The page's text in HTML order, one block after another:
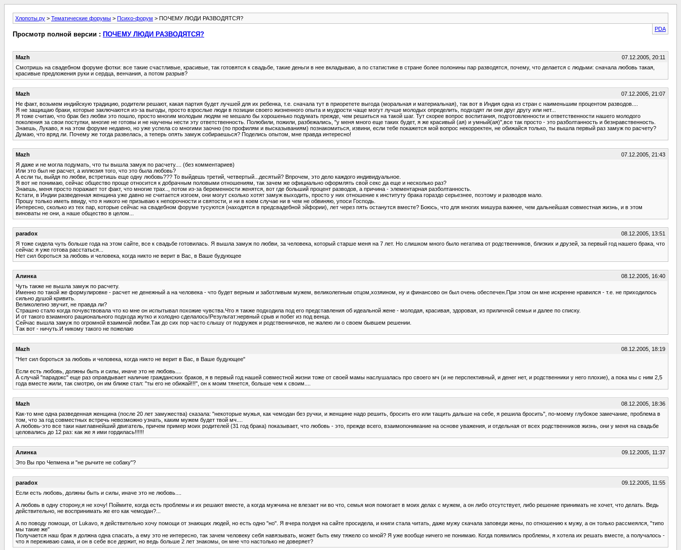
Хлопоты.ру > Тематические форумы > Психо-форум > ПОЧЕМУ ЛЮДИ РАЗВОДЯТСЯ?
PDA
Просмотр полной версии : ПОЧЕМУ ЛЮДИ РАЗВОДЯТСЯ?
Mazh
07.12.2005, 20:11
Смотришь на свадебном форуме фотки: все такие счастливые, красивые, так готовятся к свадьбе, такие деньги в нее вкладываю, а по статистике в стране более полонины пар разводятся, почему, что делается с людьми: сначала любовь такая,
красивые предложения руки и сердца, венчания, а потом разрыв?
Mazh
07.12.2005, 21:07
Не факт, возьмем индийскую традицию, родители решают, какая партия будет лучшей для их ребенка, т.е. сначала тут в приоретете выгода (моральная и материальная), так вот в Индия одна из стран с наименьшим процентом разводов....
Я не защищаю браки, которые заключаются из-за выгоды, просто взрослые люди в позиции своего жизненного опыта и мудрости чаще могут лучше молодых определить, подходят ли они друг другу или нет...
Я тоже считаю, что брак без любви это пошло, просто многим молодым людям не мешало бы хорошенько подумать прежде, чем решиться на такой шаг. Тут скорее вопрос воспитания, подготовленности и ответственности нашего молодого
поколения за свои поступки, многие не готовы и не научены нести эту ответственность. Полюбили, пожили, разбежались, "у меня много еще таких будет, я же красивый (ая) и умный(ая)",все так просто - это разболтанность и безнравственность.
Знаешь, Лукаво, я на этом форуме недавно, но уже успела со многими заочно (по профилям и высказываниям) познакомиться, извини, если тебе покажется мой вопрос некорректен, не обижайся только, ты вышла первый раз замуж по расчету?
Думаю, что вряд ли. Почему же тогда развелась, а теперь опять замуж собираешься? Поделись опытом, мне правда интересно!
Mazh
07.12.2005, 21:43
Я даже и не могла подумать, что ты вышла замуж по расчету.... (без комментариев)
Или это был не расчет, а иллюзия того, что это была любовь?
А если ты, выйдя по любви, встретишь еще одну любовь??? То выйдешь третий, четвертый...десятый? Впрочем, это дело каждого индивидуальное.
Я вот не понимаю, сейчас общество проще относится к добрачным половыми отношениям, так зачем же официально оформлять свой секс да еще и несколько раз?
Знаешь, меня просто поражает тот факт, что многие трах.., потом из-за беременности женятся, вот где больший процент разводов, а причина - элементарная разболтанность.
Кстати, в Индии разведенная женщина уже давно не считается изгоем, они могут сколько хотят замуж выходить, просто у них отношение к институту брака гораздо серьезнее, поэтому и разводов мало.
Прошу только иметь ввиду, что я никого не призываю к непорочности и святости, и ни в коем случае ни в чем не обвиняю, упоси Господь.
Интересно, сколько из тех пар, которые сейчас на свадебном форуме тусуются (находятся в предсвадебной эйфории), лет через пять останутся вместе? Боюсь, что для многих мишура важнее, чем дальнейшая совместная жизнь, и в этом
виноваты не они, а наше общество в целом...
paradox
08.12.2005, 13:51
Я тоже сидела чуть больше года на этом сайте, все к свадьбе готовилась. Я вышла замуж по любви, за человека, который старше меня на 7 лет. Но слишком много было негатива от родственников, близких и друзей, за первый год нашего брака, что
сейчас я уже готова расстаться...
Нет сил бороться за любовь и человека, когда никто не верит в Вас, в Ваше будующее
Алинка
08.12.2005, 16:40
Чуть также не вышла замуж по расчету.
Именно по такой же формулировке - расчет не денежный а на человека - что будет верным и заботливым мужем, великолепным отцом,хозяином, ну и финансово он был очень обеспечен.При этом он мне искренне нравился - т.е. не приходилось
сильно душой кривить.
Великолепно звучит, не правда ли?
Страшно стало когда почувствовала что ко мне он испытывал похожие чувства.Что я также подходила под его представления об идеальной жене - молодая, красивая, здоровая, из приличной семьи и далее по списку.
И от такого взиамного рационального подхода жутко и холодно сделалось!Результат:нервный срыв и побег из под венца.
Сейчас вышла замуж по огромной взаимной любви.Так до сих пор часто слышу от подружек и родственничков, не жалею ли о своем бывшем решении.
Так вот - ничуть.И никому такого не пожелаю
Mazh
08.12.2005, 18:19
"Нет сил бороться за любовь и человека, когда никто не верит в Вас, в Ваше будующее"
Если есть любовь, должны быть и силы, иначе это не любовь....
А случай "парадокс" еще раз оправдывает наличие гражданских браков, я в первый год нашей совместной жизни тоже от своей мамы наслушалась про своего мч (и не перспективный, и денег нет, и родственники у него плохие), а пока мы с ним 2,5
года вместе жили, так смотрю, он им ближе стал: "ты его не обижай!!!", он к моим тянется, больше чем к своим....
Mazh
08.12.2005, 18:36
Как-то мне одна разведенная женщина (после 20 лет замужества) сказала: "некоторые мужья, как чемодан без ручки, и женщине надо решить, бросить его или тащить дальше на себе, я решила бросить", по-моему глубокое замечание, проблема в
том, что за год совместных встречь невозможно узнать, каким мужем будет твой мч....
А любовь-это все таки наиглавнейший двигатель, причем пример моих родителей (31 год брака) показывает, что любовь - это, прежде всего, взаимопонимание на основе уважения, и отдельная от всех родственников жизнь, они у меня на свадьбе
целовались до 12 раз: как же я ими гордилась!!!!!!
Алинка
09.12.2005, 11:37
Это Вы про Чепмена и "не рычите не собаку"?
paradox
09.12.2005, 11:55
Если есть любовь, должны быть и силы, иначе это не любовь....
А любовь в одну сторону,я не хочу! Поймите, когда есть проблемы и их решают вместе, а когда мужчина не влезает ни во что, семья моя помогает в моих делах с мужем, а он либо отсутствует, либо решение принимать не хочет, что делать. Ведь
действительно, не воспринимать же его как чемодан?...
А по поводу помощи, от Lukavo, я действительно хочу помощи от знающих людей, но есть одно "но". Я вчера полдня на сайте просидела, и книги стала читать, даже мужу скачала заповеди жены, по отношению к мужу, а он только рассмеялся, "типо
мы такие же"
Получается наш брак я должна одна спасать, а ему это не интересно, так зачем человеку себя навязывать, может быть ему тяжело со мной? Я уже вообще ничего не понимаю. Когда появились проблемы, я хотела их решать вместе, а получалось -
что я переживаю сама, и он в себе все держит, но ведь больше 2 лет знакомы, он мне что настолько не доверяет?